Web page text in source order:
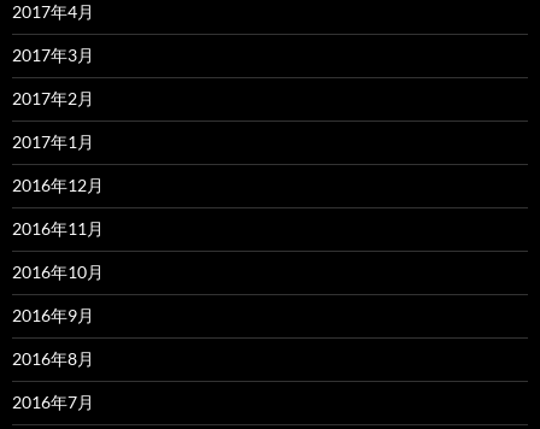
2017年4月
2017年3月
2017年2月
2017年1月
2016年12月
2016年11月
2016年10月
2016年9月
2016年8月
2016年7月